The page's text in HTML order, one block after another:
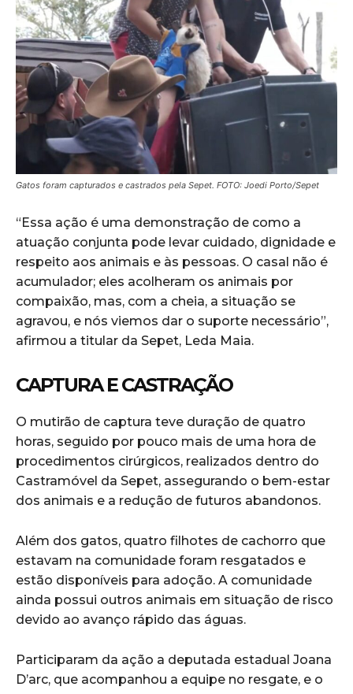
Gatos foram capturados e castrados pela Sepet. FOTO: Joedi Porto/Sepet
“Essa ação é uma demonstração de como a
atuação conjunta pode levar cuidado, dignidade e
respeito aos animais e às pessoas. O casal não é
acumulador; eles acolheram os animais por
compaixão, mas, com a cheia, a situação se
agravou, e nós viemos dar o suporte necessário”,
afirmou a titular da Sepet, Leda Maia.
CAPTURA E CASTRAÇÃO
O mutirão de captura teve duração de quatro
horas, seguido por pouco mais de uma hora de
procedimentos cirúrgicos, realizados dentro do
Castramóvel da Sepet, assegurando o bem-estar
dos animais e a redução de futuros abandonos.
Além dos gatos, quatro filhotes de cachorro que
estavam na comunidade foram resgatados e
estão disponíveis para adoção. A comunidade
ainda possui outros animais em situação de risco
devido ao avanço rápido das águas.
Participaram da ação a deputada estadual Joana
D’arc, que acompanhou a equipe no resgate, e o